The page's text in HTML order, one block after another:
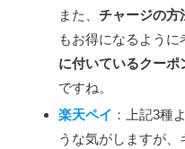
また、 チャージの方
もお得になるように
に付いているクーポ
ですね。
楽天ペイ ：上記3種
うな気がしますが、